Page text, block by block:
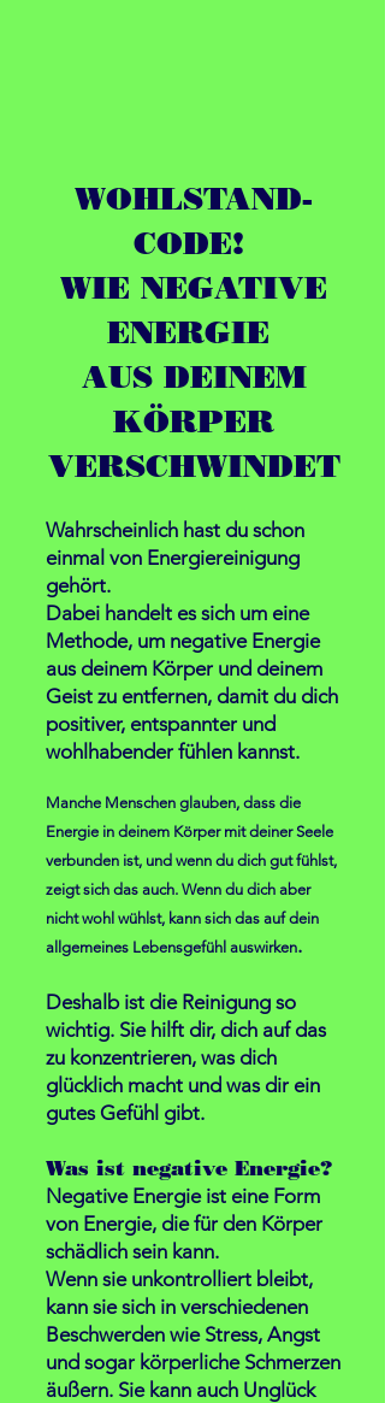
WOHLSTAND-
CODE!
WIE NEGATIVE
ENERGIE
AUS DEINEM
KÖRPER
VERSCHWINDET
Wahrscheinlich hast du schon
einmal von Energiereinigung
gehört.
Dabei handelt es sich um eine
Methode, um negative Energie
aus deinem Körper und deinem
Geist zu entfernen, damit du dich
positiver, entspannter und
wohlhabender fühlen kannst.
Manche Menschen glauben, dass die
Energie in deinem Körper mit deiner Seele
verbunden ist, und wenn du dich gut fühlst,
zeigt sich das auch. Wenn du dich aber
nicht wohl wühlst, kann sich das auf dein
allgemeines Lebensgefühl auswirken.
Deshalb ist die Reinigung so
wichtig. Sie hilft dir, dich auf das
zu konzentrieren, was dich
glücklich macht und was dir ein
gutes Gefühl gibt.
Was ist negative Energie?
Negative Energie ist eine Form
von Energie, die für den Körper
schädlich sein kann.
Wenn sie unkontrolliert bleibt,
kann sie sich in verschiedenen
Beschwerden wie Stress, Angst
und sogar körperliche Schmerzen
äußern. Sie kann auch Unglück